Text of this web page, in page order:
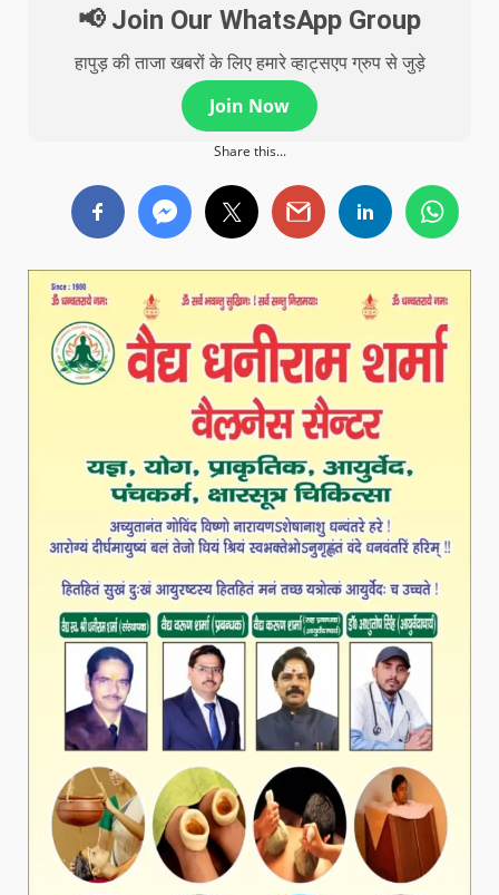
📢 Join Our WhatsApp Group
हापुड़ की ताजा खबरों के लिए हमारे व्हाट्सएप ग्रुप से जुड़े
Join Now
Share this...